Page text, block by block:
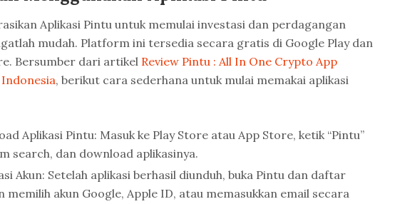
Aplikasi Pintu untuk memulai investasi dan perdagangan
mudah. Platform ini tersedia secara gratis di Google Play dan
Bersumber dari artikel Review Pintu : All In One Crypto App
, berikut cara sederhana untuk mulai memakai aplikasi
Aplikasi Pintu: Masuk ke Play Store atau App Store, ketik “Pintu”
search, dan download aplikasinya.
Akun: Setelah aplikasi berhasil diunduh, buka Pintu dan daftar
memilih akun Google, Apple ID, atau memasukkan email secara